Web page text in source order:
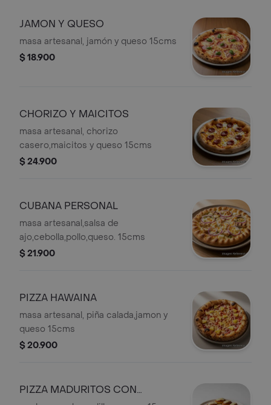
JAMON Y QUESO
masa artesanal, jamón y queso 15cms
$ 18.900
CHORIZO Y MAICITOS
masa artesanal, chorizo
casero,maicitos y queso 15cms
$ 24.900
CUBANA PERSONAL
masa artesanal,salsa de
ajo,cebolla,pollo,queso. 15cms
$ 21.900
PIZZA HAWAINA
masa artesanal, piña calada,jamon y
queso 15cms
$ 20.900
PIZZA MADURITOS CON